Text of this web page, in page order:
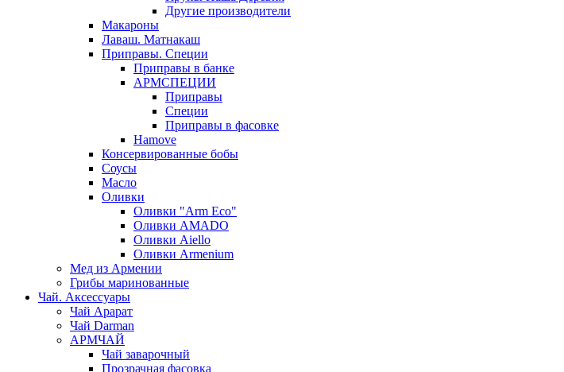
Другие производители
Макароны
Лаваш. Матнакаш
Приправы. Специи
Приправы в банке
АРМСПЕЦИИ
Приправы
Специи
Приправы в фасовке
Hamove
Консервированные бобы
Соусы
Масло
Оливки
Оливки "Arm Eco"
Оливки AMADO
Оливки Aiello
Оливки Armenium
Мед из Армении
Грибы маринованные
Чай. Аксессуары
Чай Арарат
Чай Darman
АРМЧАЙ
Чай заварочный
Прозрачная фасовка